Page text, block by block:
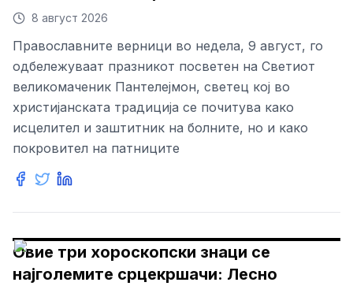
8 август 2026
Православните верници во недела, 9 август, го
одбележуваат празникот посветен на Светиот
великомаченик Пантелејмон, светец кој во
христијанската традиција се почитува како
исцелител и заштитник на болните, но и како
покровител на патниците
Овие три хороскопски знаци се
најголемите срцекршачи: Лесно